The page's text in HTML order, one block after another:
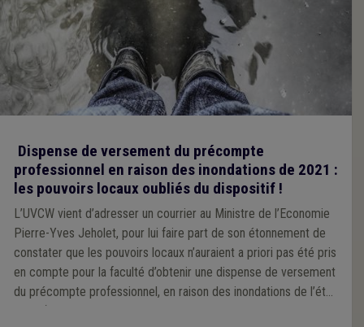
Dispense de versement du précompte
professionnel en raison des inondations de 2021 :
les pouvoirs locaux oubliés du dispositif !
L’UVCW vient d’adresser un courrier au Ministre de l’Economie
Pierre-Yves Jeholet, pour lui faire part de son étonnement de
constater que les pouvoirs locaux n’auraient a priori pas été pris
en compte pour la faculté d’obtenir une dispense de versement
du précompte professionnel, en raison des inondations de l’été